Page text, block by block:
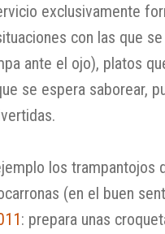
exclusivamente
con las que
ante el ojo), platos
se espera saborear,
los trampantojos
(en el buen
: prepara unas